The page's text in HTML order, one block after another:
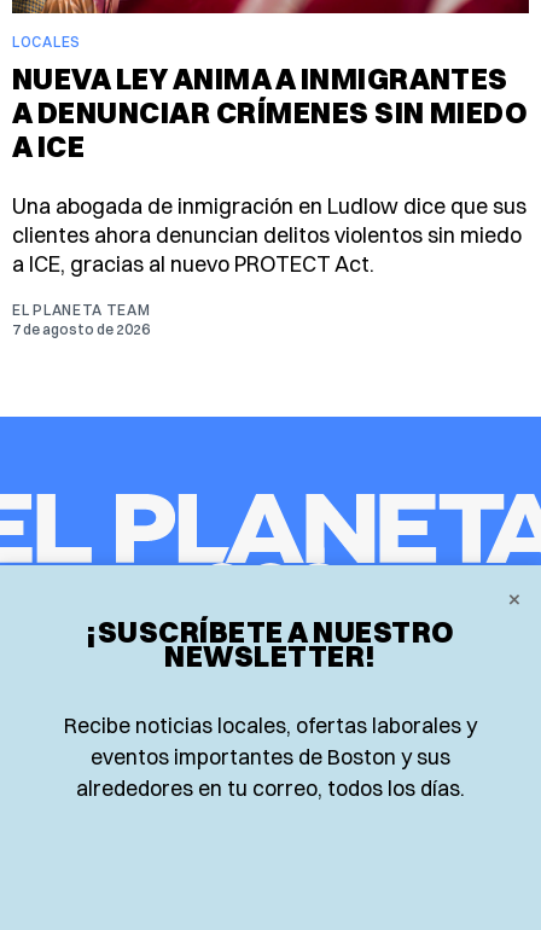
LOCALES
NUEVA LEY ANIMA A INMIGRANTES
A DENUNCIAR CRÍMENES SIN MIEDO
A ICE
Una abogada de inmigración en Ludlow dice que sus
clientes ahora denuncian delitos violentos sin miedo
a ICE, gracias al nuevo PROTECT Act.
EL PLANETA TEAM
7 de agosto de 2026
×
¡SUSCRÍBETE A NUESTRO
NEWSLETTER!
Recibe noticias locales, ofertas laborales y
eventos importantes de Boston y sus
alrededores en tu correo, todos los días.
Locales
Food and Drink
Deportes
Opinión
Nacionales